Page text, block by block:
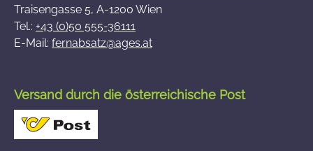
Traisengasse 5, A-1200 Wien
Tel.: +43 (0)50 555-36111
E-Mail: fernabsatz@ages.at
Versand durch die österreichische Post